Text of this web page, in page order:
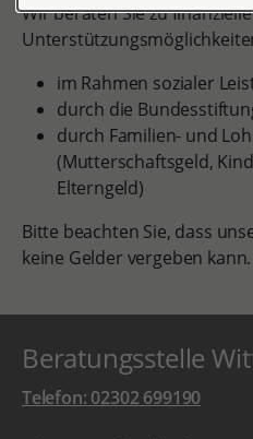
Wir beraten Sie zu
im Rahmen sozialer
durch die
durch Familien- und
(Mutterschaftsgeld,
Elterngeld)
Bitte beachten Sie, dass
keine Gelder vergeben kann.
Beratungsstelle
Telefon: 02302 699190